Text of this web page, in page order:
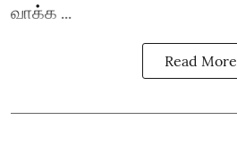
வாக்க ...
Read More